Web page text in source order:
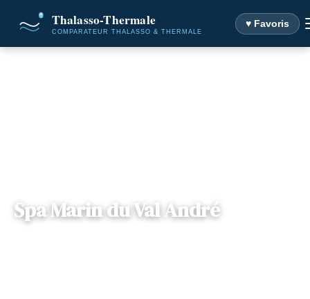
♥ Favoris
Spa Marin du Val André